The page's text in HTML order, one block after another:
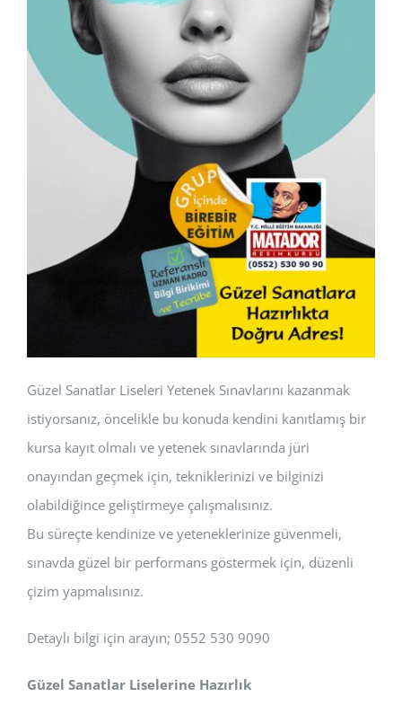
Güzel Sanatlar Liseleri Yetenek Sınavlarını kazanmak
istiyorsanız, öncelikle bu konuda kendini kanıtlamış bir
kursa kayıt olmalı ve yetenek sınavlarında jüri
onayından geçmek için, tekniklerinizi ve bilginizi
olabildiğince geliştirmeye çalışmalısınız.
Bu süreçte kendinize ve yeteneklerinize güvenmeli,
sınavda güzel bir performans göstermek için, düzenli
çizim yapmalısınız.
Detaylı bilgi için arayın; 0552 530 9090
Güzel Sanatlar Liselerine Hazırlık